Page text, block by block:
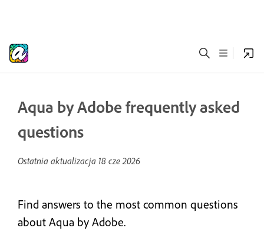
Aqua by Adobe frequently asked
questions
Ostatnia aktualizacja 18 cze 2026
Find answers to the most common questions
about Aqua by Adobe.